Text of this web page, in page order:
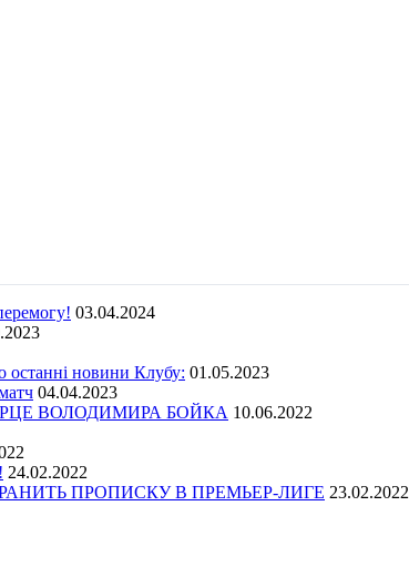
03.04.2024
останні новини Клубу: 01.05.2023
04.04.2023
ВОЛОДИМИРА БОЙКА 10.06.2022
24.02.2022
ПРОПИСКУ В ПРЕМЬЕР-ЛИГЕ 23.02.2022